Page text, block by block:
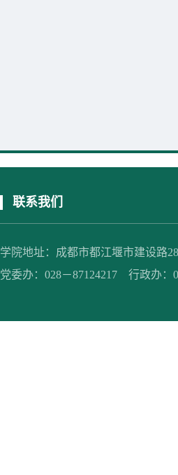
联系我们
学院地址：成都市都江堰市建设
党委办：028－87124217 行政办：